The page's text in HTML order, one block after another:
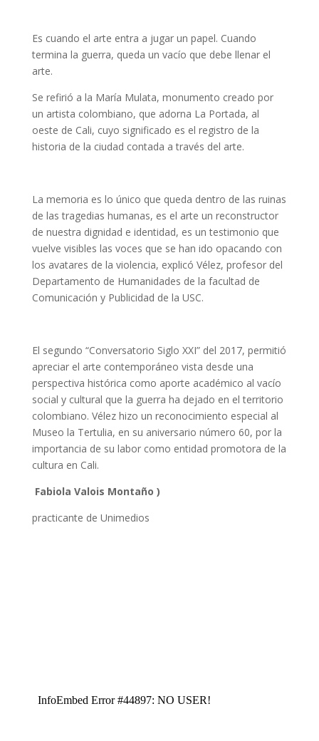
Es cuando el arte entra a jugar un papel. Cuando
termina la guerra, queda un vacío que debe llenar el
arte.
Se refirió a la María Mulata, monumento creado por
un artista colombiano, que adorna La Portada, al
oeste de Cali, cuyo significado es el registro de la
historia de la ciudad contada a través del arte.
La memoria es lo único que queda dentro de las ruinas
de las tragedias humanas, es el arte un reconstructor
de nuestra dignidad e identidad, es un testimonio que
vuelve visibles las voces que se han ido opacando con
los avatares de la violencia, explicó Vélez, profesor del
Departamento de Humanidades de la facultad de
Comunicación y Publicidad de la USC.
El segundo “Conversatorio Siglo XXI” del 2017, permitió
apreciar el arte contemporáneo vista desde una
perspectiva histórica como aporte académico al vacío
social y cultural que la guerra ha dejado en el territorio
colombiano. Vélez hizo un reconocimiento especial al
Museo la Tertulia, en su aniversario número 60, por la
importancia de su labor como entidad promotora de la
cultura en Cali.
Fabiola Valois Montaño )
practicante de Unimedios